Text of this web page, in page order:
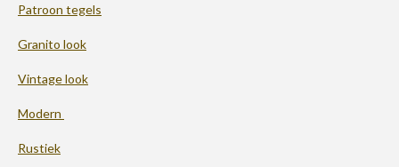
Patroon tegels
Granito look
Vintage look
Modern
Rustiek